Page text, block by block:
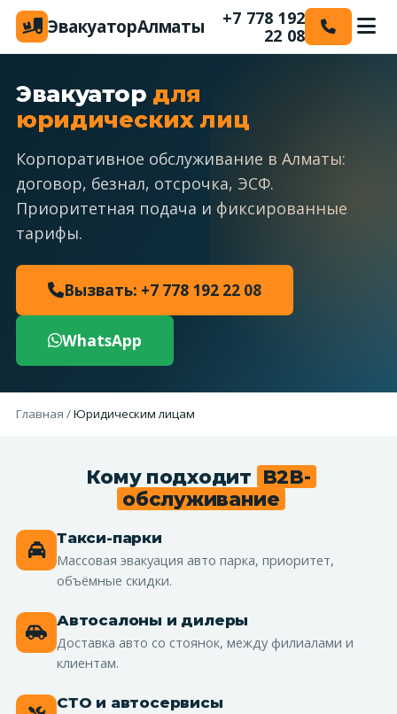
ЭвакуаторАлматы
+7 778 192
22 08
Эвакуатор для
юридических лиц
Корпоративное обслуживание в Алматы:
договор, безнал, отсрочка, ЭСФ.
Приоритетная подача и фиксированные
тарифы.
Вызвать: +7 778 192 22 08
WhatsApp
Главная /Юридическим лицам
Кому подходит B2B-
обслуживание
Такси-парки
Массовая эвакуация авто парка, приоритет,
объёмные скидки.
Автосалоны и дилеры
Доставка авто со стоянок, между филиалами и
клиентам.
СТО и автосервисы